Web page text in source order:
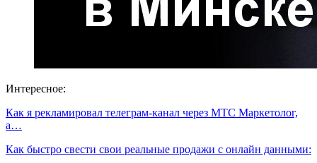
Интересное:
Как я рекламировал телеграм-канал через МТС Маркетолог,
а…
Как быстро свести свои реальные продажи с онлайн данными: